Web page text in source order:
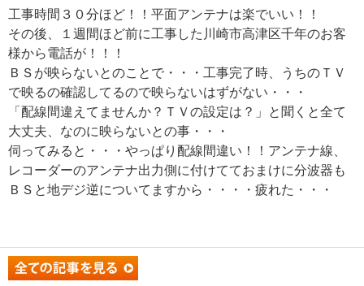
工事時間３０分ほど！！平面アンテナは楽でいい！！
その後、１週間ほど前に工事した川崎市高津区千年のお客
様から電話が！！！
ＢＳが映らないとのことで・・・工事完了時、うちのＴＶ
で映るの確認してるので映らないはずがない・・・
「配線間違えてませんか？ＴＶの設定は？」と聞くと全て
大丈夫、なのに映らないとの事・・・
伺ってみると・・・やっぱり配線間違い！！アンテナ線、
レコーダーのアンテナ出力側に付けてておまけに分波器も
ＢＳと地デジ逆についてますから・・・・疲れた・・・